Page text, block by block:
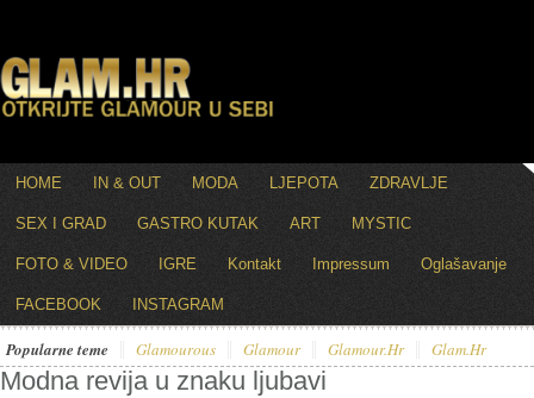
HOME IN & OUT MODA LJEPOTA ZDRAVLJE
SEX I GRAD GASTRO KUTAK ART MYSTIC
FOTO & VIDEO IGRE Kontakt Impressum Oglašavanje
FACEBOOK INSTAGRAM
Popularne teme Glamourous Glamour Glamour.hr Glam.hr
Modna revija u znaku ljubavi